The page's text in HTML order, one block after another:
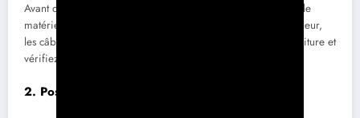
Avant de commencer l’installation, il est essentiel de prévoir le
matériel nécessaire, comme les supports de montage, l’onduleur,
les câbles et les outils. Évaluez aussi la conformité de votre toiture et
vérifiez qu’elle peut supporter le poids des panneaux.
2. Pose des panneaux